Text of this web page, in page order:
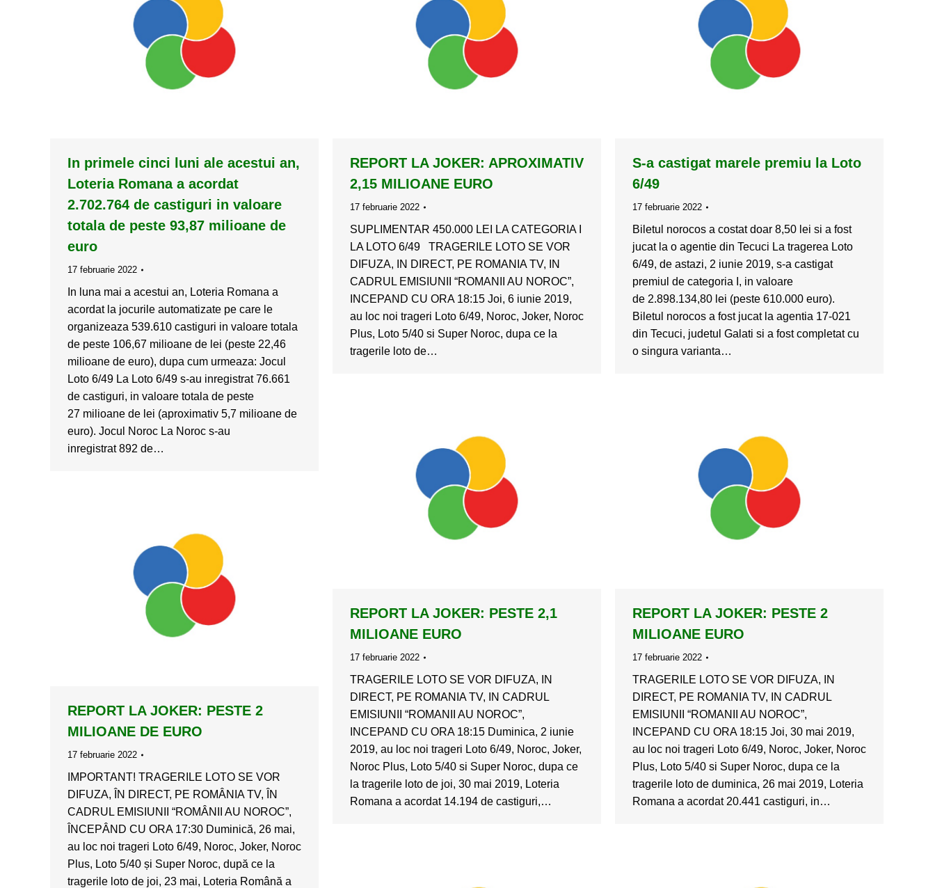
In primele cinci luni ale acestui an,
Loteria Romana a acordat
2.702.764 de castiguri in valoare
totala de peste 93,87 milioane de
euro
17 februarie 2022
In luna mai a acestui an, Loteria Romana a
acordat la jocurile automatizate pe care le
organizeaza 539.610 castiguri in valoare totala
de peste 106,67 milioane de lei (peste 22,46
milioane de euro), dupa cum urmeaza: Jocul
Loto 6/49 La Loto 6/49 s-au inregistrat 76.661
de castiguri, in valoare totala de peste
27 milioane de lei (aproximativ 5,7 milioane de
euro). Jocul Noroc La Noroc s-au
inregistrat 892 de…
REPORT LA JOKER: APROXIMATIV
2,15 MILIOANE EURO
17 februarie 2022
SUPLIMENTAR 450.000 LEI LA CATEGORIA I
LA LOTO 6/49 TRAGERILE LOTO SE VOR
DIFUZA, IN DIRECT, PE ROMANIA TV, IN
CADRUL EMISIUNII “ROMANII AU NOROC”,
INCEPAND CU ORA 18:15 Joi, 6 iunie 2019,
au loc noi trageri Loto 6/49, Noroc, Joker, Noroc
Plus, Loto 5/40 si Super Noroc, dupa ce la
tragerile loto de…
S-a castigat marele premiu la Loto
6/49
17 februarie 2022
Biletul norocos a costat doar 8,50 lei si a fost
jucat la o agentie din Tecuci La tragerea Loto
6/49, de astazi, 2 iunie 2019, s-a castigat
premiul de categoria I, in valoare
de 2.898.134,80 lei (peste 610.000 euro).
Biletul norocos a fost jucat la agentia 17-021
din Tecuci, judetul Galati si a fost completat cu
o singura varianta…
REPORT LA JOKER: PESTE 2,1
MILIOANE EURO
17 februarie 2022
TRAGERILE LOTO SE VOR DIFUZA, IN
DIRECT, PE ROMANIA TV, IN CADRUL
EMISIUNII “ROMANII AU NOROC”,
INCEPAND CU ORA 18:15 Duminica, 2 iunie
2019, au loc noi trageri Loto 6/49, Noroc, Joker,
Noroc Plus, Loto 5/40 si Super Noroc, dupa ce
la tragerile loto de joi, 30 mai 2019, Loteria
Romana a acordat 14.194 de castiguri,…
REPORT LA JOKER: PESTE 2
MILIOANE EURO
17 februarie 2022
TRAGERILE LOTO SE VOR DIFUZA, IN
DIRECT, PE ROMANIA TV, IN CADRUL
EMISIUNII “ROMANII AU NOROC”,
INCEPAND CU ORA 18:15 Joi, 30 mai 2019,
au loc noi trageri Loto 6/49, Noroc, Joker, Noroc
Plus, Loto 5/40 si Super Noroc, dupa ce la
tragerile loto de duminica, 26 mai 2019, Loteria
Romana a acordat 20.441 castiguri, in…
REPORT LA JOKER: PESTE 2
MILIOANE DE EURO
17 februarie 2022
IMPORTANT! TRAGERILE LOTO SE VOR
DIFUZA, ÎN DIRECT, PE ROMÂNIA TV, ÎN
CADRUL EMISIUNII “ROMÂNII AU NOROC”,
ÎNCEPÂND CU ORA 17:30 Duminică, 26 mai,
au loc noi trageri Loto 6/49, Noroc, Joker, Noroc
Plus, Loto 5/40 și Super Noroc, după ce la
tragerile loto de joi, 23 mai, Loteria Română a